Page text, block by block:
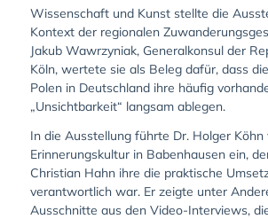
Wissenschaft und Kunst stellte die
Kontext der regionalen
Jakub Wawrzyniak, Generalkonsul der
Köln, wertete sie als Beleg dafür, dass
Polen in Deutschland ihre häufig
„Unsichtbarkeit“ langsam ablegen.
In die Ausstellung führte Dr. Holger
Erinnerungskultur in Babenhausen ein,
Christian Hahn ihre die praktische
verantwortlich war. Er zeigte unter
Ausschnitte aus den Video-Interviews,